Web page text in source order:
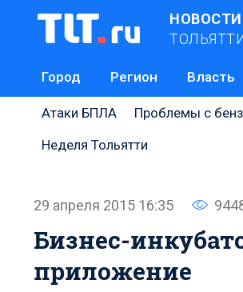
НОВОСТИ
Город Регион Власть
Атаки БПЛА Проблемы с
Неделя Тольятти
29 апреля 2015 16:35
Бизнес-
приложение